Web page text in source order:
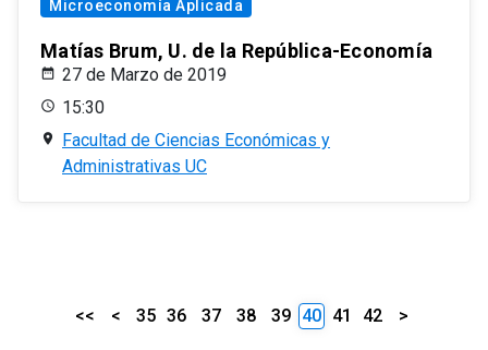
Microeconomía Aplicada
Matías Brum, U. de la República-Economía
27 de Marzo de 2019
15:30
Facultad de Ciencias Económicas y
Administrativas UC
<< < 35 36 37 38 39 40 41 42 >